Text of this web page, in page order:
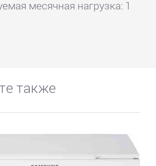
месячная нагрузка: 1
также